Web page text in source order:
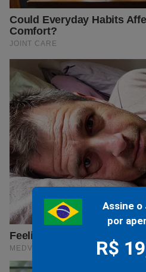
Assine o
por
R$